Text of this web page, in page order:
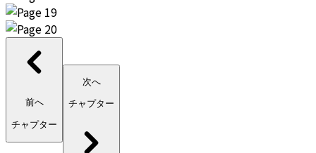
前へ
チャプター
次へ
チャプター